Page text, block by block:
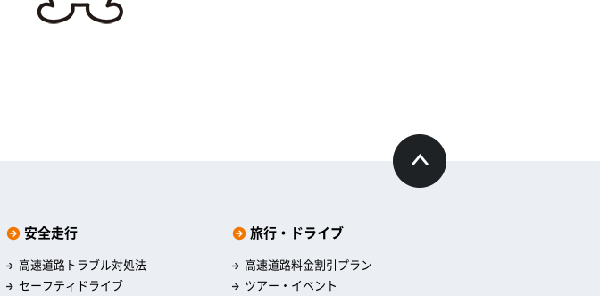
安全走行
高速道路トラブル対処法
セーフティドライブ
旅行・ドライブ
高速道路料金割引プラン
ツアー・イベント